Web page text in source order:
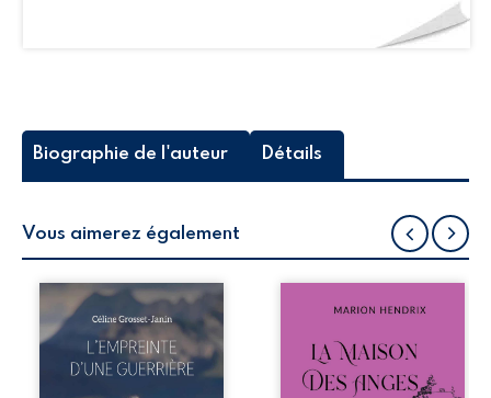
Biographie de l'auteur Détails
Vous aimerez également
Que reste-t-il de
l’enfance lorsque
la maladie impose
ses propres règles
? L’empreinte
Nous sommes en
après le décès du
patriarche
Anatole-Eustache.